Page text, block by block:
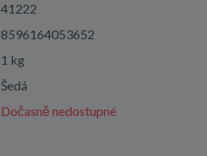
41222
8596164053652
1 kg
Šedá
Dočasně nedostupné